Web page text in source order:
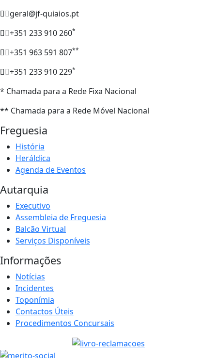
geral@jf-quiaios.pt
+351 233 910 260*
+351 963 591 807**
+351 233 910 229*
* Chamada para a Rede Fixa Nacional
** Chamada para a Rede Móvel Nacional
Freguesia
História
Heráldica
Agenda de Eventos
Autarquia
Executivo
Assembleia de Freguesia
Balcão Virtual
Serviços Disponíveis
Informações
Notícias
Incidentes
Toponímia
Contactos Úteis
Procedimentos Concursais